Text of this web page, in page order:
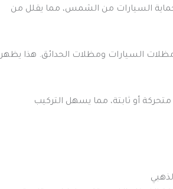
حماية السيارات من الشمس، مما يقلل من
السيارات ومظلات الحدائق. هذا يظهر
أو ثابتة، مما يسهل التركيب